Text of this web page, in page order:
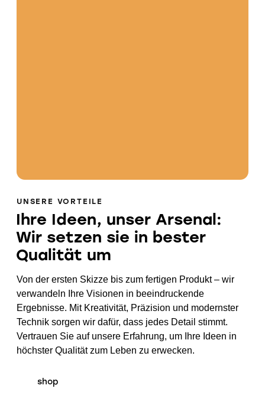
UNSERE VORTEILE
Ihre Ideen, unser Arsenal:
Wir setzen sie in bester
Qualität um
Von der ersten Skizze bis zum fertigen Produkt – wir
verwandeln Ihre Visionen in beeindruckende
Ergebnisse. Mit Kreativität, Präzision und modernster
Technik sorgen wir dafür, dass jedes Detail stimmt.
Vertrauen Sie auf unsere Erfahrung, um Ihre Ideen in
höchster Qualität zum Leben zu erwecken.
shop